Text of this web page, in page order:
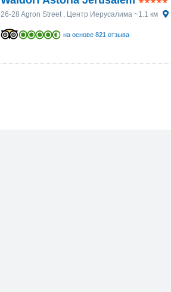
26-28 Agron Street, Центр Иерусалима ~1.1 км
на основе 821 отзыва